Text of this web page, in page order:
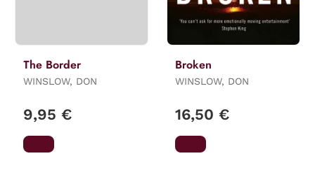
The Border
WINSLOW, DON
9,95 €
Broken
WINSLOW, DON
16,50 €